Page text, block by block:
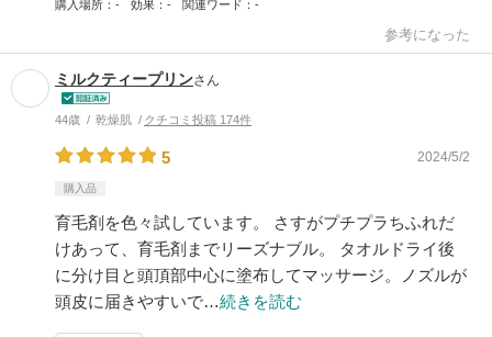
購入場所 - 効果 - 関連ワード -
参考になった
ミルクティープリンさん
44歳 乾燥肌 クチコミ投稿 174件
5 2024/5/2
購入品
育毛剤を色々試しています。 さすがプチプラちふれだ
けあって、育毛剤までリーズナブル。 タオルドライ後
に分け目と頭頂部中心に塗布してマッサージ。ノズルが
頭皮に届きやすいで…続きを読む